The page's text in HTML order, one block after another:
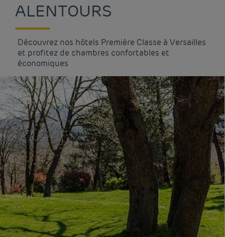
ALENTOURS
Découvrez nos hôtels Première Classe à Versailles
et profitez de chambres confortables et
économiques